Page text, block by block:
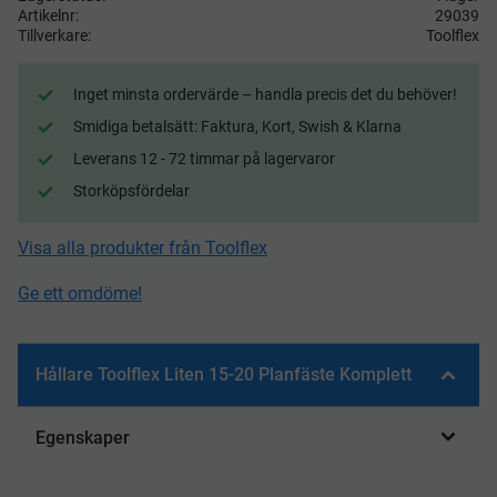
Artikelnr
29039
Tillverkare
Toolflex
Inget minsta ordervärde – handla precis det du behöver!
Smidiga betalsätt: Faktura, Kort, Swish & Klarna
Leverans 12 - 72 timmar på lagervaror
Storköpsfördelar
Visa alla produkter från Toolflex
Ge ett omdöme!
Hållare Toolflex Liten 15-20 Planfäste Komplett
Egenskaper